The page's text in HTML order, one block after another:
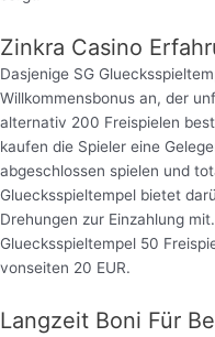
Zinkra Casino
Dasjenige SG
Willkommensbonus an, der
alternativ 200 Freispielen
kaufen die Spieler eine
abgeschlossen spielen und
Gluecksspieltempel bietet
Drehungen zur Einzahlung
Gluecksspieltempel 50
vonseiten 20 EUR.
Langzeit Boni Für